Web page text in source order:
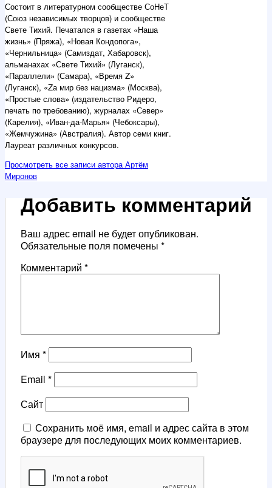
Состоит в литературном сообществе СоНеТ
(Союз независимых творцов) и сообществе
Свете Тихий. Печатался в газетах «Наша
жизнь» (Пряжа), «Новая Кондопога»,
«Чернильница» (Самиздат, Хабаровск),
альманахах «Свете Тихий» (Луганск),
«Параллели» (Самара), «Время Z»
(Луганск), «Zа мир без нацизма» (Москва),
«Простые слова» (издательство Ридеро,
печать по требованию), журналах «Север»
(Карелия), «Иван-да-Марья» (Чебоксары),
«Жемчужина» (Австралия). Автор семи книг.
Лауреат различных конкурсов.
Просмотреть все записи автора Артём
Миронов
Добавить комментарий
Ваш адрес email не будет опубликован.
Обязательные поля помечены *
Комментарий *
Имя *
Email *
Сайт
Сохранить моё имя, email и адрес сайта в этом
браузере для последующих моих комментариев.